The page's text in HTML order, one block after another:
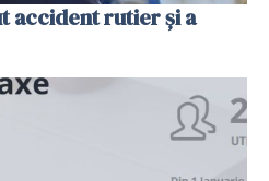
accident rutier și a